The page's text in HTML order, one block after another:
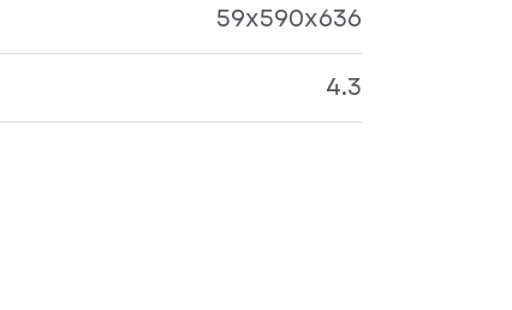
59x590х636
4.3